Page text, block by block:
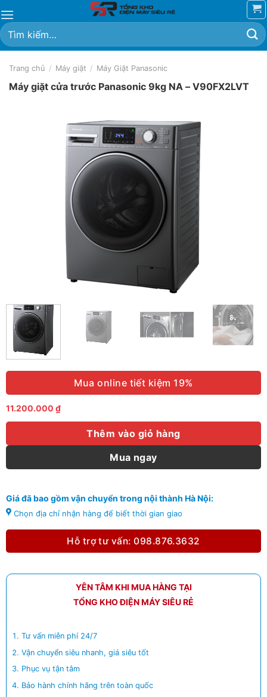
đến
nội
dung
Tìm
kiếm:
Trang chủ / Máy giặt / Máy Giặt Panasonic
Máy giặt cửa trước Panasonic 9kg NA – V90FX2LVT
Mua online tiết kiệm 19%
11.200.000 ₫
Thêm vào giỏ hàng
Mua ngay
Giá đã bao gồm vận chuyển trong nội thành Hà Nội:
Chọn địa chỉ nhận hàng để biết thời gian giao
Hỗ trợ tư vấn: 098.876.3632
YÊN TÂM KHI MUA HÀNG TẠI
TỔNG KHO ĐIỆN MÁY SIÊU RẺ
Tư vấn miễn phí 24/7
Vận chuyển siêu nhanh, giá siêu tốt
Phục vụ tận tâm
Bảo hành chính hãng trên toàn quốc